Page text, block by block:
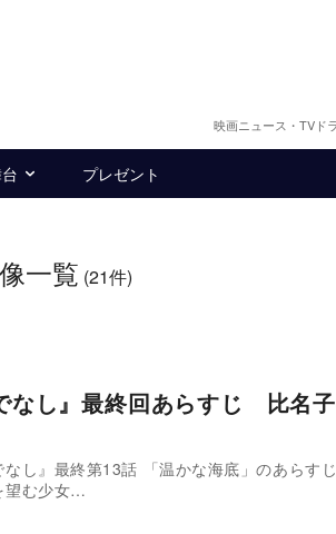
映画ニュース・TVド
プレゼント
一覧 (21件)
なし』最終回あらすじ 比名
し』最終第13話 「温かな海底」のあらす
望む少女…